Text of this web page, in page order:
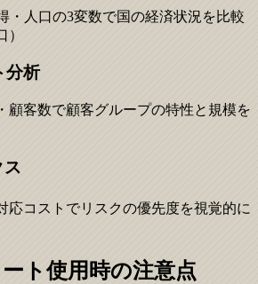
・人口の3変数で国の経済状況を比較
）
分析
顧客数で顧客グループの特性と規模を
応コストでリスクの優先度を視覚的に
ト使用時の注意点